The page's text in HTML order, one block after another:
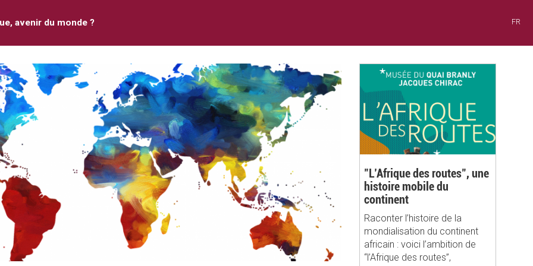
avenir du monde ? FR
"L’Afrique des routes", une
histoire mobile du
continent
Raconter l’histoire de la
mondialisation du continent
africain : voici l’ambition de
“l’Afrique des routes”,